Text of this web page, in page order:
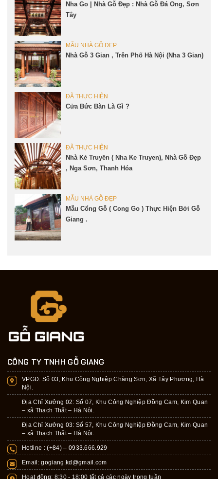
Nha Go | Nhà Gỗ Đẹp : Nhà Gỗ Đá Ong, Sơn
Tây
MẪU NHÀ GỖ ĐẸP
Nhà Gỗ 3 Gian , Trên Phố Hà Nội (Nha 3 Gian)
ĐÃ THỰC HIỆN
Cửa Bức Bàn Là Gì ?
ĐÃ THỰC HIỆN
Nhà Kẻ Truyền ( Nha Ke Truyen), Nhà Gỗ Đẹp
, Nga Sơn, Thanh Hóa
MẪU NHÀ GỖ ĐẸP
Mẫu Cổng Gỗ ( Cong Go ) Thực Hiện Bởi Gỗ
Giang .
CÔNG TY TNHH GỖ GIANG
VPGD: Số 03, Khu Công Nghiệp Chàng Sơn, Xã Tây Phương, Hà
Nội.
Địa Chỉ Xưởng 02: Số 07, Khu Công Nghiệp Đồng Cam, Kim Quan
– xã Thạch Thất – Hà Nội.
Địa Chỉ Xưởng 03: Số 57, Khu Công Nghiệp Đồng Cam, Kim Quan
– xã Thạch Thất – Hà Nội.
Hotline : (+84) – 0933.666.929
Email:gogiang.kd@gmail.com
Hoạt động: 8:30 - 18:00 tất cả các ngày trong tuần